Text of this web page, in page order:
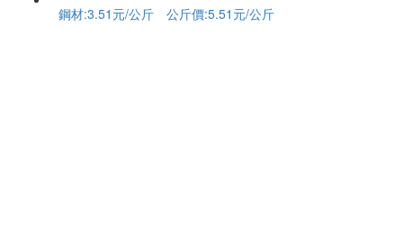
鋼材:3.51元/公斤 公斤價:5.51元/公斤